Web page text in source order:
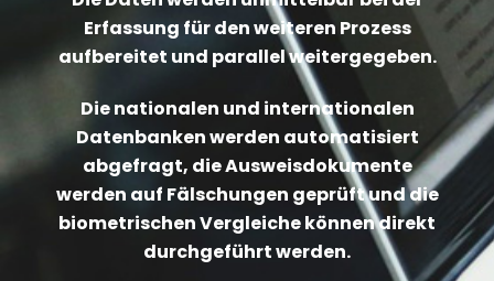
Erfassung für den weiteren Prozess
aufbereitet und parallel weitergegeben.
Die nationalen und internationalen
Datenbanken werden automatisiert
abgefragt, die Ausweisdokumente
werden auf Fälschungen geprüft und die
biometrischen Vergleiche können direkt
durchgeführt werden.